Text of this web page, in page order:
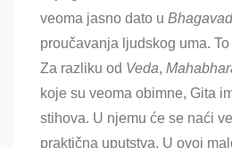
veoma jasno dato u
proučavanja ljudskog uma.
Za razliku od Veda,
koje su veoma obimne, Gita
stihova. U njemu će se naći
praktična uputstva. U ovoj